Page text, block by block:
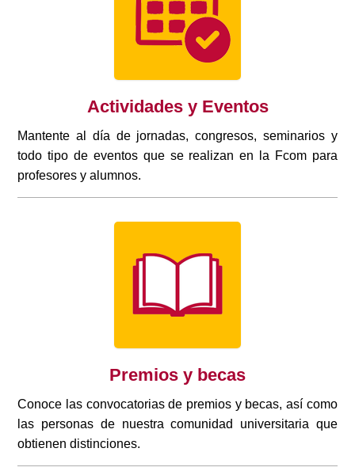
Actividades y Eventos
Mantente al día de jornadas, congresos, seminarios y
todo tipo de eventos que se realizan en la Fcom para
profesores y alumnos.
Premios y becas
Conoce las convocatorias de premios y becas, así como
las personas de nuestra comunidad universitaria que
obtienen distinciones.